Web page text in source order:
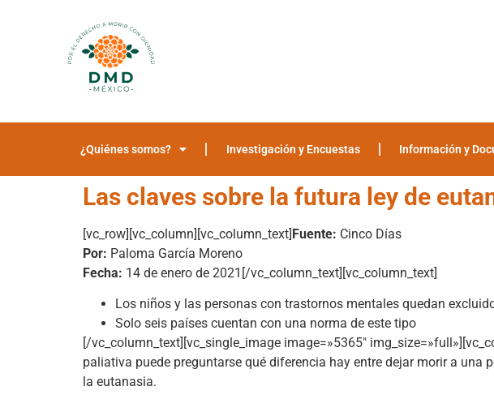
¿Quiénes somos? Investigación y Encuestas Información y
Las claves sobre la futura ley de
[vc_row][vc_column][vc_column_text]Fuente: Cinco Días
Por: Paloma García Moreno
Fecha: 14 de enero de 2021[/vc_column_text][vc_column_text]
Los niños y las personas con trastornos mentales quedan
Solo seis países cuentan con una norma de este tipo
[/vc_column_text][vc_single_image image=»5365″
paliativa puede preguntarse qué diferencia hay entre dejar morir a
la eutanasia.